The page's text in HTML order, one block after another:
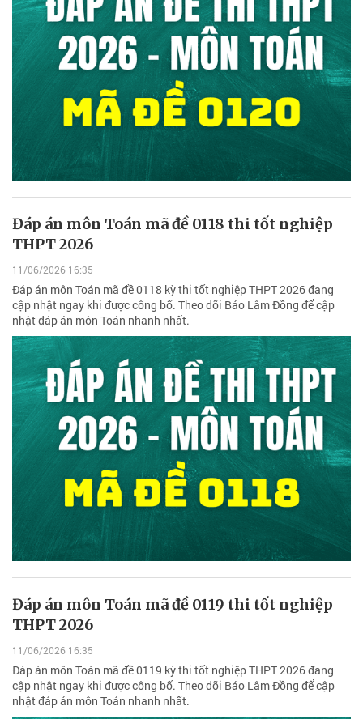
Đáp án môn Toán mã đề 0118 thi tốt nghiệp
THPT 2026
11/06/2026 16:35
Đáp án môn Toán mã đề 0118 kỳ thi tốt nghiệp THPT 2026 đang
cập nhật ngay khi được công bố. Theo dõi Báo Lâm Đồng để cập
nhật đáp án môn Toán nhanh nhất.
Đáp án môn Toán mã đề 0119 thi tốt nghiệp
THPT 2026
11/06/2026 16:35
Đáp án môn Toán mã đề 0119 kỳ thi tốt nghiệp THPT 2026 đang
cập nhật ngay khi được công bố. Theo dõi Báo Lâm Đồng để cập
nhật đáp án môn Toán nhanh nhất.